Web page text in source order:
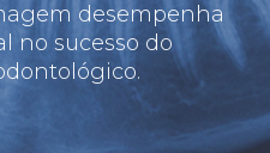
desempenha
no sucesso do